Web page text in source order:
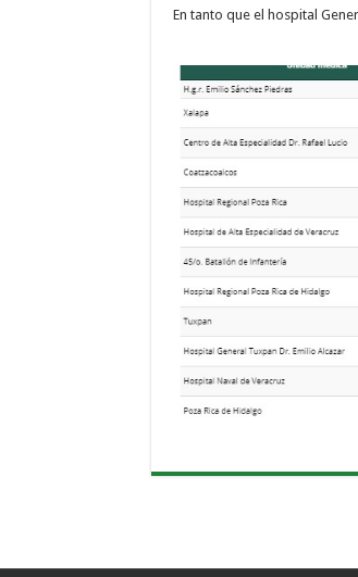
En tanto que el hospital